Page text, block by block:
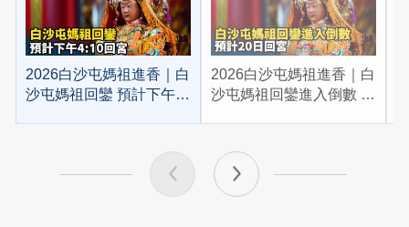
2026白沙屯媽祖進香｜白
沙屯媽祖回鑾 預計下午
2026白沙屯媽祖進香｜白
沙屯媽祖回鑾進入倒數 預